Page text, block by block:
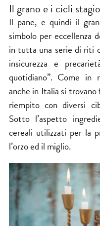
Il grano e i cicli
Il pane, e quindi il
simbolo per eccellenza
in tutta una serie di riti
insicurezza e
quotidiano”. Come in
anche in Italia si trovano
riempito con diversi
Sotto l’aspetto
cereali utilizzati per la
l’orzo ed il miglio.